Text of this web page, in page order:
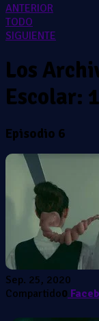
ANTERIOR
TODO
SIGUIENTE
Los
Escolar:
Episodio 6
Sep. 25, 2020
Compartido0